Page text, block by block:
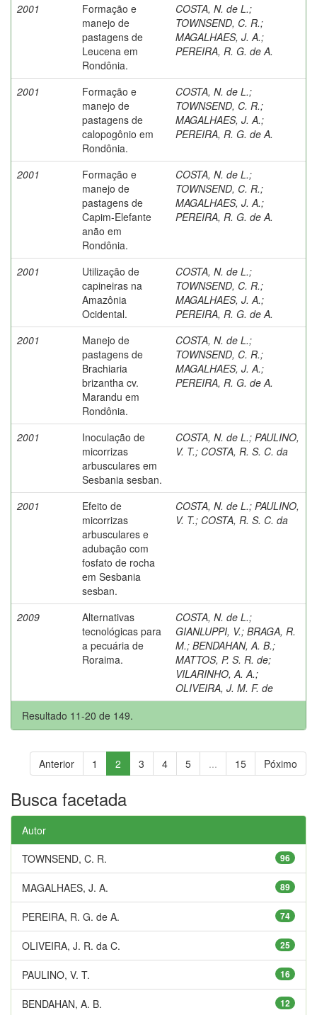
2001
Formação e
manejo de
pastagens de
Leucena em
Rondônia.
COSTA, N. de L.;
TOWNSEND, C. R.;
MAGALHAES, J. A.;
PEREIRA, R. G. de A.
2001
Formação e
manejo de
pastagens de
calopogônio em
Rondônia.
COSTA, N. de L.;
TOWNSEND, C. R.;
MAGALHAES, J. A.;
PEREIRA, R. G. de A.
2001
Formação e
manejo de
pastagens de
Capim-Elefante
anão em
Rondônia.
COSTA, N. de L.;
TOWNSEND, C. R.;
MAGALHAES, J. A.;
PEREIRA, R. G. de A.
2001
Utilização de
capineiras na
Amazônia
Ocidental.
COSTA, N. de L.;
TOWNSEND, C. R.;
MAGALHAES, J. A.;
PEREIRA, R. G. de A.
2001
Manejo de
pastagens de
Brachiaria
brizantha cv.
Marandu em
Rondônia.
COSTA, N. de L.;
TOWNSEND, C. R.;
MAGALHAES, J. A.;
PEREIRA, R. G. de A.
2001
Inoculação de
micorrizas
arbusculares em
Sesbania sesban.
COSTA, N. de L.; PAULINO,
V. T.; COSTA, R. S. C. da
2001
Efeito de
micorrizas
arbusculares e
adubação com
fosfato de rocha
em Sesbania
sesban.
COSTA, N. de L.; PAULINO,
V. T.; COSTA, R. S. C. da
2009
Alternativas
tecnológicas para
a pecuária de
Roraima.
COSTA, N. de L.;
GIANLUPPI, V.; BRAGA, R.
M.; BENDAHAN, A. B.;
MATTOS, P. S. R. de;
VILARINHO, A. A.;
OLIVEIRA, J. M. F. de
Resultado 11-20 de 149.
Anterior 1 2 3 4 5 ... 15 Póximo
Busca facetada
Autor
96
TOWNSEND, C. R.
89
MAGALHAES, J. A.
74
PEREIRA, R. G. de A.
25
OLIVEIRA, J. R. da C.
16
PAULINO, V. T.
12
BENDAHAN, A. B.